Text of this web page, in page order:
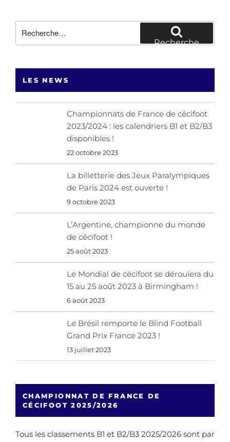
pour
Recherche
LES NEWS
Championnats de France de cécifoot
2023/2024 : les calendriers B1 et B2/B3
disponibles !
22 octobre 2023
La billetterie des Jeux Paralympiques
de Paris 2024 est ouverte !
9 octobre 2023
L’Argentine, championne du monde
de cécifoot !
25 août 2023
Le Mondial de cécifoot se déroulera du
15 au 25 août 2023 à Birmingham !
6 août 2023
Le Brésil remporte le Blind Football
Grand Prix France 2023 !
13 juillet 2023
CHAMPIONNAT DE FRANCE DE
CÉCIFOOT 2025/2026
Tous les classements B1 et B2/B3 2025/2026 sont par